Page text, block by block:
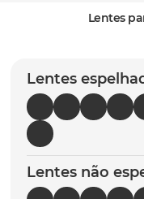
Lentes
Lentes
Lentes não
holbrook
5º chaves
6º t-shock
7º latch
8º gasket